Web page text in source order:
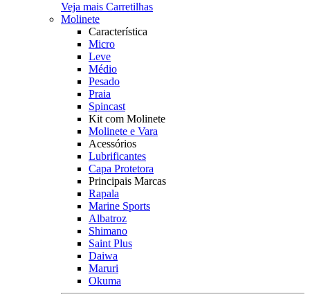
Veja mais Carretilhas
Molinete
Característica
Micro
Leve
Médio
Pesado
Praia
Spincast
Kit com Molinete
Molinete e Vara
Acessórios
Lubrificantes
Capa Protetora
Principais Marcas
Rapala
Marine Sports
Albatroz
Shimano
Saint Plus
Daiwa
Maruri
Okuma